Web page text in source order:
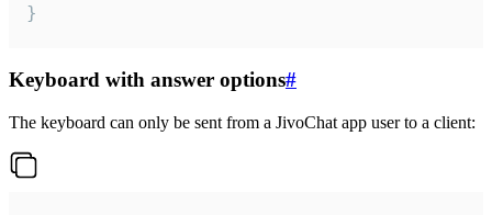
}
Keyboard with answer options#
The keyboard can only be sent from a JivoChat app user to a client: